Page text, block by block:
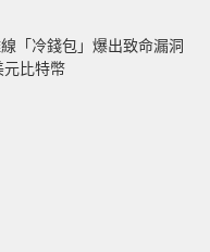
「冷錢包」爆出致命漏洞
比特幣